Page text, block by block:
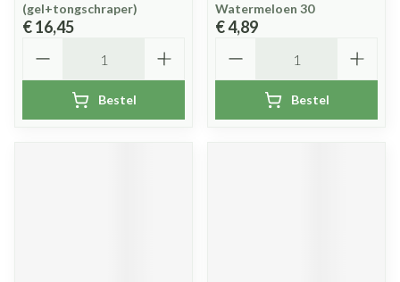
(gel+tongschraper)
€ 16,45
Bestel
Watermeloen 30
€ 4,89
Bestel